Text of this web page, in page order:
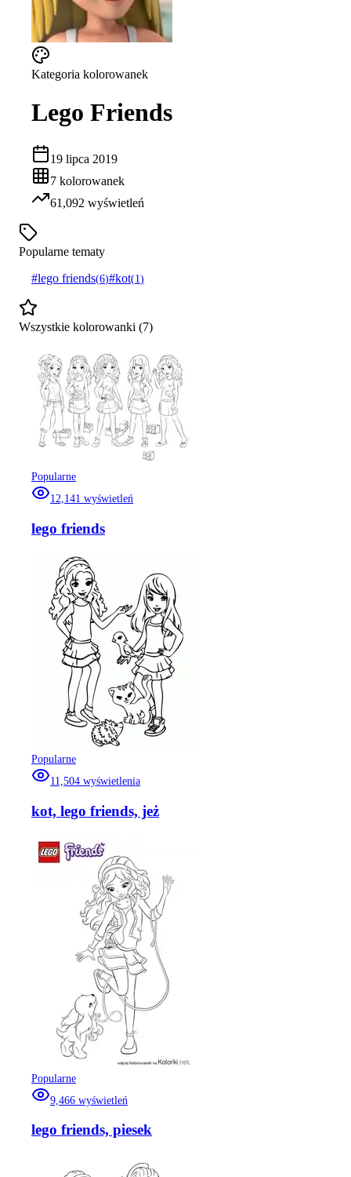
Kategoria kolorowanek
Lego Friends
19 lipca 2019
7 kolorowanek
61,092 wyświetleń
Popularne tematy
#lego friends(6)#kot(1 )
Wszystkie kolorowanki (7)
Popularne
12,141 wyświetleń
lego friends
Popularne
11,504 wyświetlenia
kot, lego friends, jeż
Popularne
9,466 wyświetleń
lego friends, piesek